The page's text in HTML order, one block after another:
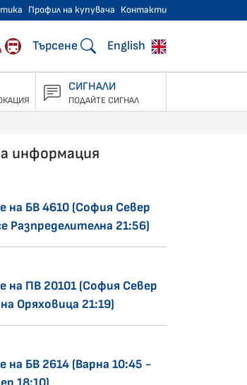
Профил на купувача Контакти
Търсене English
СИГНАЛИ
ПОДАЙТЕ СИГНАЛ
информация
на БВ 4610 (София Север
Разпределителна 21:56)
на ПВ 20101 (София Север
Оряховица 21:19)
на БВ 2614 (Варна 10:45 -